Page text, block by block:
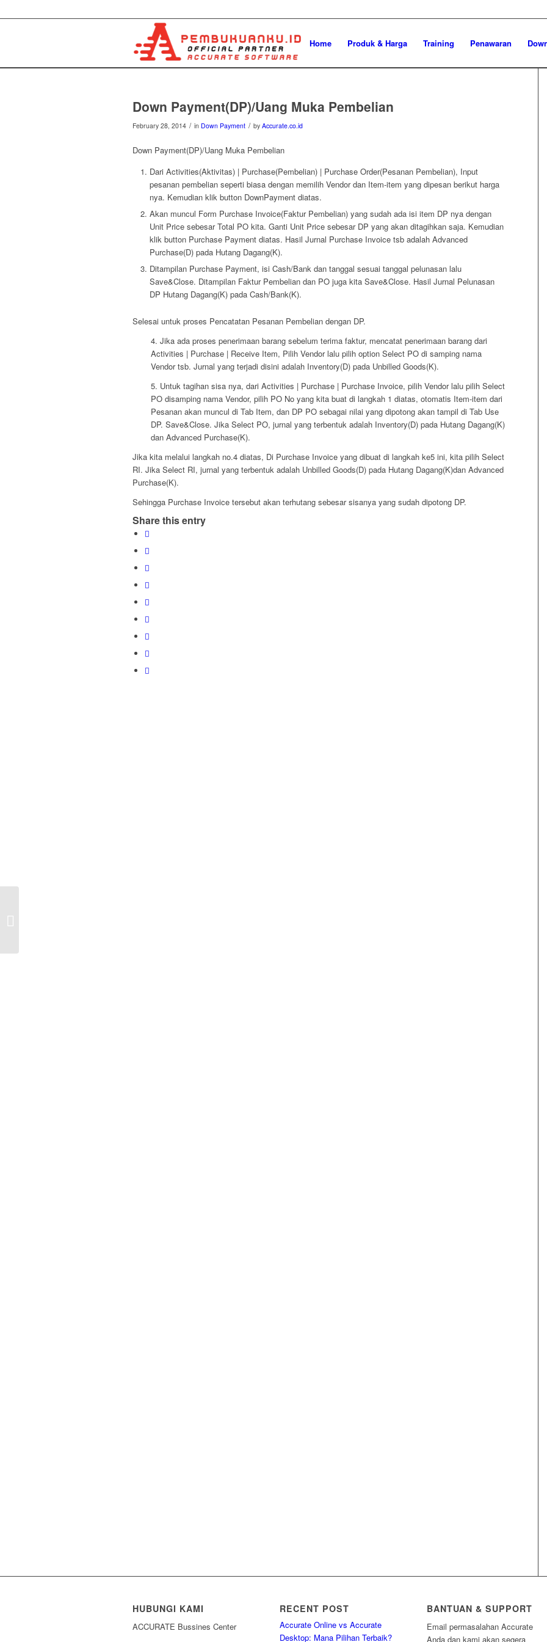
Home Produk & Harga Training Penawaran
Down Payment(DP)/Uang Muka Pembelian
February 28, 2014 / in Down Payment / by Accurate.co.id
Down Payment(DP)/Uang Muka Pembelian
Dari Activities(Aktivitas) | Purchase(Pembelian) | Purchase Order(Pesanan Pembelian), Input
pesanan pembelian seperti biasa dengan memilih Vendor dan Item-item yang dipesan berikut harga
nya. Kemudian klik button DownPayment diatas.
Akan muncul Form Purchase Invoice(Faktur Pembelian) yang sudah ada isi item DP nya dengan
Unit Price sebesar Total PO kita. Ganti Unit Price sebesar DP yang akan ditagihkan saja. Kemudian
klik button Purchase Payment diatas. Hasil Jurnal Purchase Invoice tsb adalah Advanced
Purchase(D) pada Hutang Dagang(K).
Ditampilan Purchase Payment, isi Cash/Bank dan tanggal sesuai tanggal pelunasan lalu
Save&Close. Ditampilan Faktur Pembelian dan PO juga kita Save&Close. Hasil Jurnal Pelunasan
DP Hutang Dagang(K) pada Cash/Bank(K).
Selesai untuk proses Pencatatan Pesanan Pembelian dengan DP.
4. Jika ada proses penerimaan barang sebelum terima faktur, mencatat penerimaan barang dari
Activities | Purchase | Receive Item, Pilih Vendor lalu pilih option Select PO di samping nama
Vendor tsb. Jurnal yang terjadi disini adalah Inventory(D) pada Unbilled Goods(K).
5. Untuk tagihan sisa nya, dari Activities | Purchase | Purchase Invoice, pilih Vendor lalu pilih Select
PO disamping nama Vendor, pilih PO No yang kita buat di langkah 1 diatas, otomatis Item-item dari
Pesanan akan muncul di Tab Item, dan DP PO sebagai nilai yang dipotong akan tampil di Tab Use
DP. Save&Close. Jika Select PO, jurnal yang terbentuk adalah Inventory(D) pada Hutang Dagang(K)
dan Advanced Purchase(K).
Jika kita melalui langkah no.4 diatas, Di Purchase Invoice yang dibuat di langkah ke5 ini, kita pilih Select
RI. Jika Select RI, jurnal yang terbentuk adalah Unbilled Goods(D) pada Hutang Dagang(K)dan Advanced
Purchase(K).
Sehingga Purchase Invoice tersebut akan terhutang sebesar sisanya yang sudah dipotong DP.
Share this entry
HUBUNGI KAMI
ACCURATE Bussines Center
RECENT POST
Accurate Online vs Accurate
Desktop: Mana Pilihan Terbaik?
BANTUAN & SUPPORT
Email permasalahan Accurate
Anda dan kami akan segera